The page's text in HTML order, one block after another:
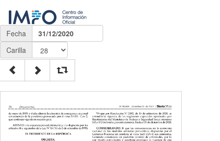
Fecha
31/12/2020
Carilla